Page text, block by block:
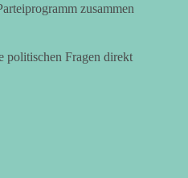
zusammen
politischen Fragen direkt